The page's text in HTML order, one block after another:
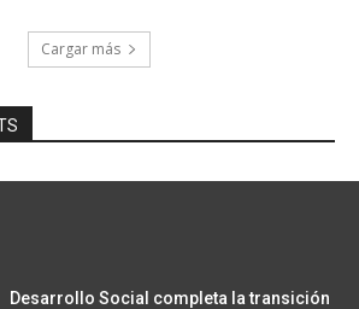
Cargar más
Desarrollo Social completa la transición